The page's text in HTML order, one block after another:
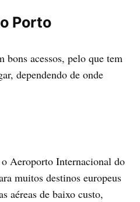
Porto
bons acessos, pelo que tem
dependendo de onde
Aeroporto Internacional do
muitos destinos europeus
aéreas de baixo custo,